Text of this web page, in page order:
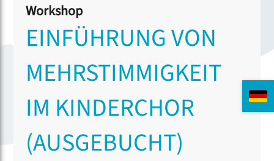
Workshop
EINFÜHRUNG VON
MEHRSTIMMIGKEIT
IM KINDERCHOR
(AUSGEBUCHT)